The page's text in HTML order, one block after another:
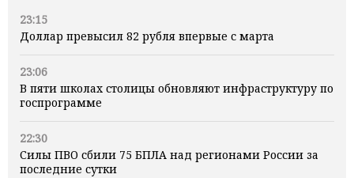
23:15
Доллар превысил 82 рубля впервые с марта
23:06
В пяти школах столицы обновляют инфраструктуру по
госпрограмме
22:30
Силы ПВО сбили 75 БПЛА над регионами России за
последние сутки